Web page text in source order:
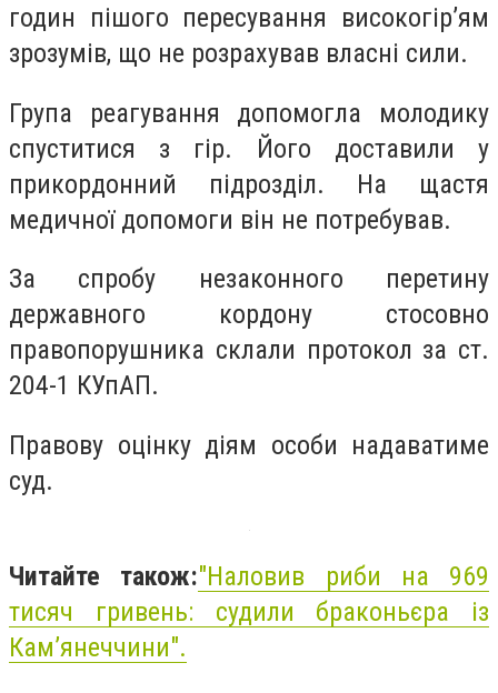
годин пішого пересування високогір’ям
зрозумів, що не розрахував власні сили.
Група реагування допомогла молодику
спуститися з гір. Його доставили у
прикордонний підрозділ. На щастя
медичної допомоги він не потребував.
За спробу незаконного перетину
державного кордону стосовно
правопорушника склали протокол за ст.
204-1 КУпАП.
Правову оцінку діям особи надаватиме
суд.
Читайте також:"Наловив риби на 969
тисяч гривень: судили браконьєра із
Камʼянеччини".